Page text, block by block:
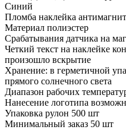
Синий
Пломба наклейка
Материал полиэстер
Срабатывания датчика на
Четкий текст на наклейке
произошло вскрытие
Хранение: в герметичной
прямого солнечного света
Диапазон рабочих
Нанесение логотипа
Упаковка рулон 500 шт
Минимальный заказ 50 шт